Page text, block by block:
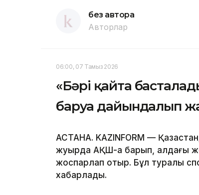
без автора
Авторлар
06:00, 07 Тамыз 2026
«Бәрі қайта
баруға дайындалып
АСТАНА. KAZINFORM —
жуырда АҚШ-қа барып, алдағы
жоспарлап отыр. Бұл туралы
хабарлады.